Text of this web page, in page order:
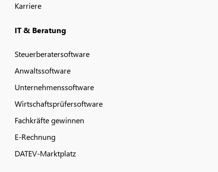
Karriere
IT & Beratung
Steuerberatersoftware
Anwaltssoftware
Unternehmenssoftware
Wirtschaftsprüfersoftware
Fachkräfte gewinnen
E-Rechnung
DATEV-Marktplatz